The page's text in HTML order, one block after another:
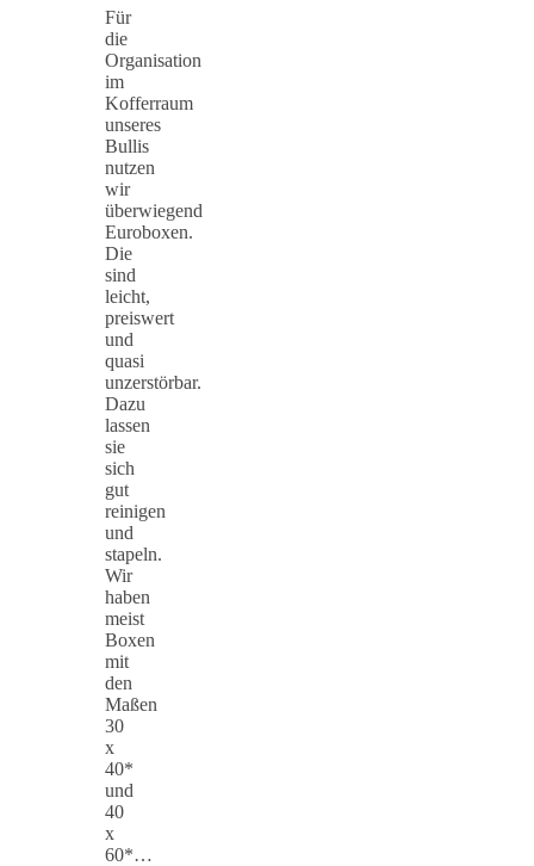
Für
die
Organisation
im
Kofferraum
unseres
Bullis
nutzen
wir
überwiegend
Euroboxen.
Die
sind
leicht,
preiswert
und
quasi
unzerstörbar.
Dazu
lassen
sie
sich
gut
reinigen
und
stapeln.
Wir
haben
meist
Boxen
mit
den
Maßen
30
x
40*
und
40
x
60*…